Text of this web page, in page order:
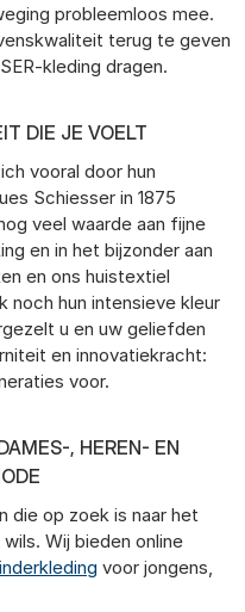
probleemloos mee.
terug te geven
kleding dragen.
DIE JE VOELT
vooral door hun
Schiesser in 1875
veel waarde aan fijne
en in het bijzonder aan
en ons huistextiel
noch hun intensieve kleur
u en uw geliefden
en innovatiekracht:
voor.
, HEREN- EN
die op zoek is naar het
Wij bieden online
voor jongens,